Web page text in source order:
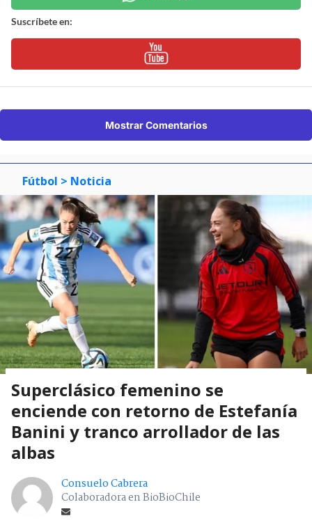
Suscríbete en:
Mostrar Comentarios
Fútbol > Noticia
Superclásico femenino se
enciende con retorno de Estefanía
Banini y tranco arrollador de las
albas
Consuelo Cabrera
Colaboradora en BioBioChile